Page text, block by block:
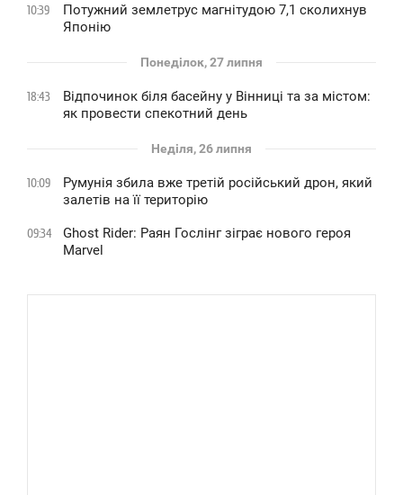
10:39
Потужний землетрус магнітудою 7,1 сколихнув
Японію
Понеділок, 27 липня
18:43
Відпочинок біля басейну у Вінниці та за містом:
як провести спекотний день
Неділя, 26 липня
10:09
Румунія збила вже третій російський дрон, який
залетів на її територію
09:34
Ghost Rider: Раян Гослінг зіграє нового героя
Marvel